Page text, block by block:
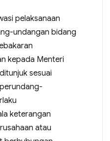
pelaksanaan
undangan bidang
kepada Menteri
sesuai
keterangan
atau